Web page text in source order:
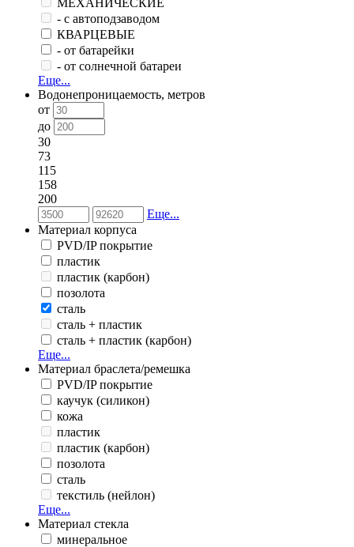
- с автоподзаводом
КВАРЦЕВЫЕ
- от батарейки
- от солнечной батареи
Еще...
Водонепроницаемость, метров
от
до
30
73
115
158
200
Еще...
Материал корпуса
PVD/IP покрытие
пластик
пластик (карбон)
позолота
сталь
сталь + пластик
сталь + пластик (карбон)
Еще...
Материал браслета/ремешка
PVD/IP покрытие
каучук (силикон)
кожа
пластик
пластик (карбон)
позолота
сталь
текстиль (нейлон)
Еще...
Материал стекла
минеральное